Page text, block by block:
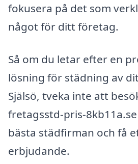
fokusera på det som
något för ditt företag.
Så om du letar efter en
lösning för städning av
Själsö, tveka inte att
fretagsstd-pris-
bästa städfirman och få
erbjudande.